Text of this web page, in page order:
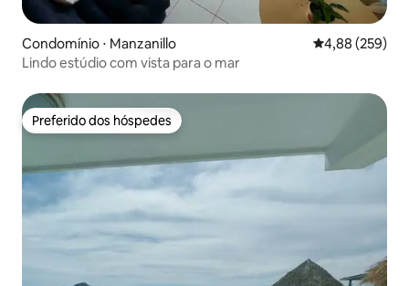
Condomínio ⋅ Manzanillo 4,88 de uma
4,88 (259)
Lindo estúdio com vista para o mar
Preferido dos hóspedes
Preferido dos hóspedes